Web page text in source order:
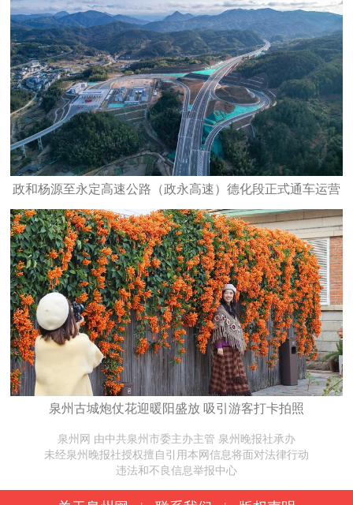
政和杨源至永定高速公路（政永高速）德化段正式通车运营
泉州古城炮仗花迎暖阳盛放 吸引游客打卡拍照
泉州网 由中共泉州市委主办主管 泉州晚报社承办
未经泉州晚报社授权擅自引用本网信息将面对法律行动
违法和不良信息举报中心